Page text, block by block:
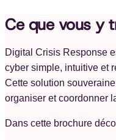
Ce que vous y
Digital Crisis Response
cyber simple, intuitive et
Cette solution
organiser et coordonner
Dans cette brochure